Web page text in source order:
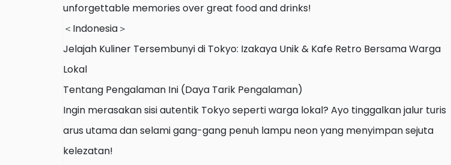
unforgettable memories over great food and drinks!
＜Indonesia＞
Jelajah Kuliner Tersembunyi di Tokyo: Izakaya Unik & Kafe Retro Bersama Warga
Lokal
Tentang Pengalaman Ini (Daya Tarik Pengalaman)
Ingin merasakan sisi autentik Tokyo seperti warga lokal? Ayo tinggalkan jalur turis
arus utama dan selami gang-gang penuh lampu neon yang menyimpan sejuta
kelezatan!